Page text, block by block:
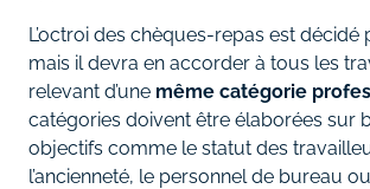
L’octroi des chèques-repas est décidé
mais il devra en accorder à tous les
relevant d’une même catégorie
catégories doivent être élaborées sur
objectifs comme le statut des
l’ancienneté, le personnel de bureau